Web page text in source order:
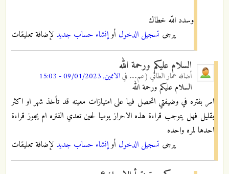
وسدد اللّه خطاك
يرجى تسجيل الدخول أوإنشاء حساب جديد لإضافة تعليقات
السلام عليكم ورحمة الله
أضافه عمار الطائي (عم... فيالاثنين, 09/01/2023 - 15:03
السلام عليكم ورحمة الله
امر بفتره في وضيفتي اتحصل فيها على امتيازات معينه قد تأخذ شهر او اكثر
بقليل فهل يتوجب قراءة هذه الاحراز يوميا لحين تعدي الفتره ام يجوز قراءة
احدها لمره واحده
يرجى تسجيل الدخول أوإنشاء حساب جديد لإضافة تعليقات